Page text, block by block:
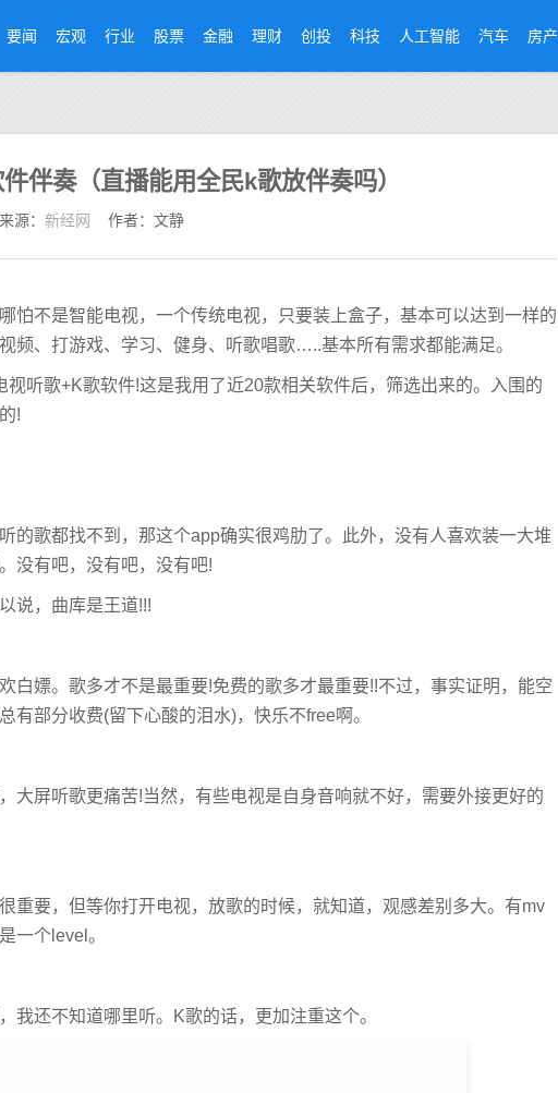
要闻 宏观 行业 股票 金融 理财 创投 科技 人工智能 汽车 房产
伴奏（直播能用全民k歌放伴奏吗）
源： 新经网 作者：文静
怕不是智能电视，一个传统电视，只要装上盒子，基本可以达到一样的
频、打游戏、学习、健身、听歌唱歌…..基本所有需求都能满足。
听歌+K歌软件!这是我用了近20款相关软件后，筛选出来的。入围的
!
的歌都找不到，那这个app确实很鸡肋了。此外，没有人喜欢装一大堆
没有吧，没有吧，没有吧!
说，曲库是王道!!!
白嫖。歌多才不是最重要!免费的歌多才最重要!!不过，事实证明，能空
有部分收费(留下心酸的泪水)，快乐不free啊。
大屏听歌更痛苦!当然，有些电视是自身音响就不好，需要外接更好的
重要，但等你打开电视，放歌的时候，就知道，观感差别多大。有mv
一个level。
我还不知道哪里听。K歌的话，更加注重这个。